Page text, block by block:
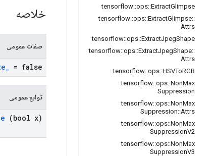
tensorflow::ops::ExtractGlimpse
tensorflow::ops::ExtractGlimpse::
Attrs
tensorflow::ops::ExtractJpegShape
tensorflow::ops::ExtractJpegShape::
Attrs
tensorflow::ops::HSVToRGB
tensorflow::ops::NonMax
Suppression
tensorflow::ops::NonMax
Suppression::Attrs
tensorflow::ops::NonMax
SuppressionV2
tensorflow::ops::NonMax
SuppressionV3
خلاصه
صفات عمومی
_ = false
توابع عمومی
(bool x)